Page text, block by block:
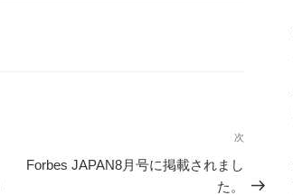
投
次
Forbes JAPAN8月号に掲載されまし
た。